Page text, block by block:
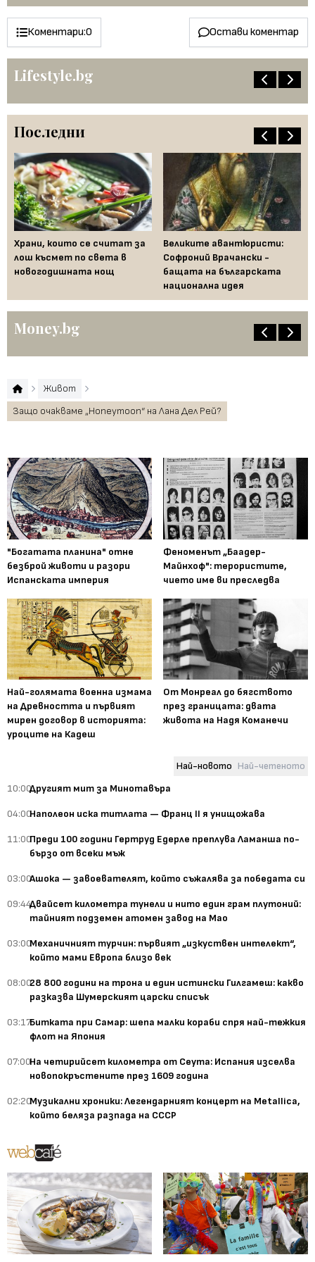
Коментари:0 Остави коментар
Lifestyle.bg
Последни
Храни, които се считат за
лош късмет по света в
новогодишната нощ
Великите авантюристи:
Софроний Врачански -
бащата на българската
национална идея
Money.bg
Живот
Защо очакваме „Honeymoon“ на Лана Дел Рей?
"Богатата планина" отне
безброй животи и разори
Испанската империя
Феноменът „Баадер-
Майнхоф": терористите,
чието име ви преследва
Най-голямата военна измама
на Древността и първият
мирен договор в историята:
уроците на Кадеш
От Монреал до бягството
през границата: двата
живота на Надя Команечи
Най-новото Най-четеното
10:00Другият мит за Минотавъра
04:00Наполеон иска титлата — Франц II я унищожава
11:00Преди 100 години Гертруд Едерле преплува Ламанша по-
бързо от всеки мъж
03:00Ашока — завоевателят, който съжалява за победата си
09:44Двайсет километра тунели и нито един грам плутоний:
тайният подземен атомен завод на Мао
03:00Механичният турчин: първият „изкуствен интелект“,
който мами Европа близо век
08:0028 800 години на трона и един истински Гилгамеш: какво
разказва Шумерският царски списък
03:17Битката при Самар: шепа малки кораби спря най-тежкия
флот на Япония
07:00На четирийсет километра от Сеута: Испания изселва
новопокръстените през 1609 година
02:20Музикални хроники: Легендарният концерт на Metallica,
който беляза разпада на СССР